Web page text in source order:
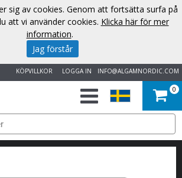
INFO@ALGAMNORDIC.COM
LOGGA IN
KÖPVILLKOR
0
sig av cookies. Genom att fortsätta surfa på
att vi använder cookies. Klicka här för mer
information.
Jag förstår